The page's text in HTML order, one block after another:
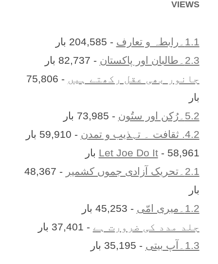
VIEWS
1.1۔رابطہ و تعارف
- 204,585 بار
2.3۔طالبان اور پاکستان
- 82,737 بار
جانور بھی عقل رکھتے ہیں
- 75,806
بار
5.2۔رُکن اور ستُون
- 73,985 بار
4.2. ثقافت ۔ تہذیب و تمدن
- 59,910 بار
Let Joe Do It- 58,961 بار
2.1۔تحریک آزادی جموں کشمیر
- 48,367
بار
1.2۔میری امّی
- 45,253 بار
جلد مدد کی ضرورت ہے - 37,401 بار
1.3۔آپ بیتی
- 35,195 بار